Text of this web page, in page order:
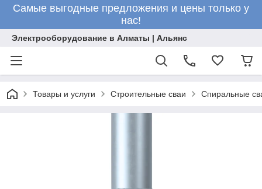
Самые выгодные предложения и цены только у
нас!
Электрооборудование в Алматы | Альянс
Товары и услуги Строительные сваи Спиральные